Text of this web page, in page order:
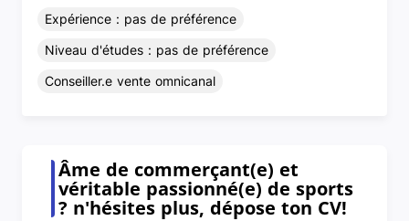
Expérience : pas de préférence
Niveau d'études : pas de préférence
Conseiller.e vente omnicanal
Âme de commerçant(e) et
véritable passionné(e) de sports
? n'hésites plus, dépose ton CV!